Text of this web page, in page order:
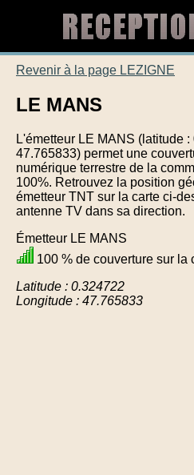
Revenir à la page LEZIGNE
LE MANS
L'émetteur LE MANS (latitude
47.765833) permet une
numérique terrestre de la
100%. Retrouvez la position
émetteur TNT sur la carte ci-
antenne TV dans sa direction.
Émetteur LE MANS
100 % de couverture sur la
Latitude : 0.324722
Longitude : 47.765833